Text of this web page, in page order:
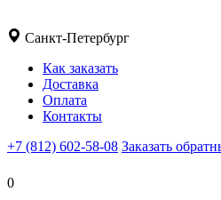
Санкт-Петербург
Как заказать
Доставка
Оплата
Контакты
+7 (812) 602-58-08 Заказать
0